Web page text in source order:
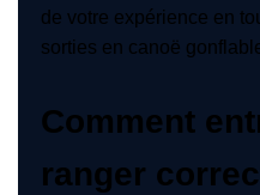
de votre expérience en
sorties en canoë
Comment
ranger